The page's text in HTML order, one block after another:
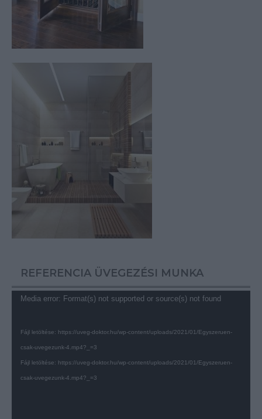
REFERENCIA ÜVEGEZÉSI MUNKA
Videólejátszó
Media error: Format(s) not supported or source(s) not found
Fájl letöltése: https://uveg-doktor.hu/wp-content/uploads/2021/01/Egyszeruen-
csak-uvegezunk-4.mp4?_=3
Fájl letöltése: https://uveg-doktor.hu/wp-content/uploads/2021/01/Egyszeruen-
csak-uvegezunk-4.mp4?_=3